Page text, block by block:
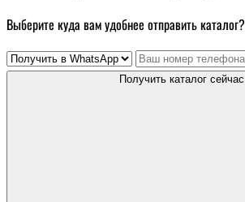
Выберите куда вам удобнее отправить каталог?
Получить каталог сейчас